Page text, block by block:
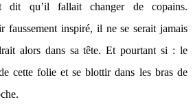
dit qu’il fallait changer de copains.
faussement inspiré, il ne se serait jamais
alors dans sa tête. Et pourtant si : le
cette folie et se blottir dans les bras de